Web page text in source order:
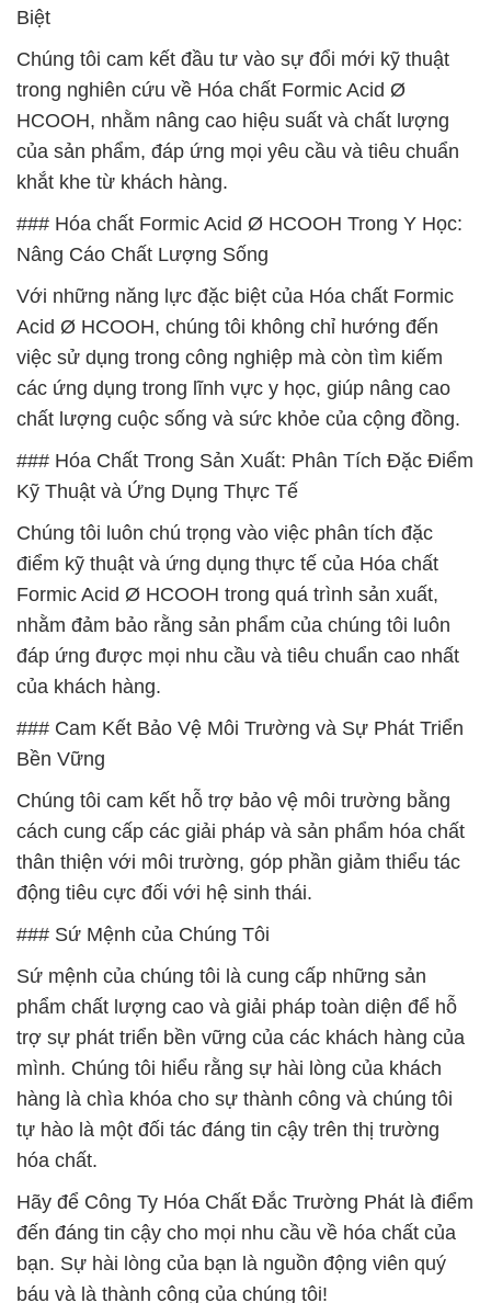
Biệt
Chúng tôi cam kết đầu tư vào sự đổi mới kỹ thuật
trong nghiên cứu về Hóa chất Formic Acid Ø
HCOOH, nhằm nâng cao hiệu suất và chất lượng
của sản phẩm, đáp ứng mọi yêu cầu và tiêu chuẩn
khắt khe từ khách hàng.
### Hóa chất Formic Acid Ø HCOOH Trong Y Học:
Nâng Cáo Chất Lượng Sống
Với những năng lực đặc biệt của Hóa chất Formic
Acid Ø HCOOH, chúng tôi không chỉ hướng đến
việc sử dụng trong công nghiệp mà còn tìm kiếm
các ứng dụng trong lĩnh vực y học, giúp nâng cao
chất lượng cuộc sống và sức khỏe của cộng đồng.
### Hóa Chất Trong Sản Xuất: Phân Tích Đặc Điểm
Kỹ Thuật và Ứng Dụng Thực Tế
Chúng tôi luôn chú trọng vào việc phân tích đặc
điểm kỹ thuật và ứng dụng thực tế của Hóa chất
Formic Acid Ø HCOOH trong quá trình sản xuất,
nhằm đảm bảo rằng sản phẩm của chúng tôi luôn
đáp ứng được mọi nhu cầu và tiêu chuẩn cao nhất
của khách hàng.
### Cam Kết Bảo Vệ Môi Trường và Sự Phát Triển
Bền Vững
Chúng tôi cam kết hỗ trợ bảo vệ môi trường bằng
cách cung cấp các giải pháp và sản phẩm hóa chất
thân thiện với môi trường, góp phần giảm thiểu tác
động tiêu cực đối với hệ sinh thái.
### Sứ Mệnh của Chúng Tôi
Sứ mệnh của chúng tôi là cung cấp những sản
phẩm chất lượng cao và giải pháp toàn diện để hỗ
trợ sự phát triển bền vững của các khách hàng của
mình. Chúng tôi hiểu rằng sự hài lòng của khách
hàng là chìa khóa cho sự thành công và chúng tôi
tự hào là một đối tác đáng tin cậy trên thị trường
hóa chất.
Hãy để Công Ty Hóa Chất Đắc Trường Phát là điểm
đến đáng tin cậy cho mọi nhu cầu về hóa chất của
bạn. Sự hài lòng của bạn là nguồn động viên quý
báu và là thành công của chúng tôi!